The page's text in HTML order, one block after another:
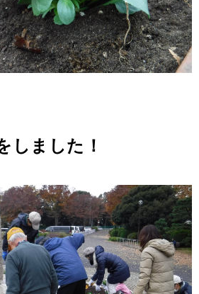
しました！